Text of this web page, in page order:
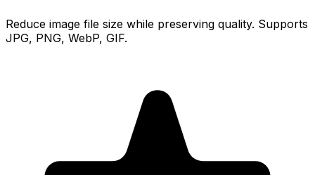
Reduce image file size while preserving quality. Supports
JPG, PNG, WebP, GIF.